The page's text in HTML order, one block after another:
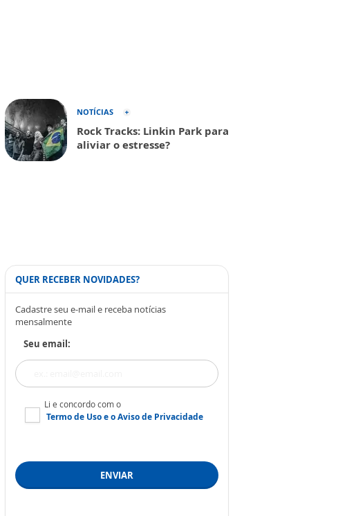
NOTÍCIAS
Rock Tracks: Linkin Park para
aliviar o estresse?
QUER RECEBER NOVIDADES?
Cadastre seu e-mail e receba notícias
mensalmente
Seu email:
Li e concordo com o
Termo de Usoe oAviso de Privacidade
ENVIAR